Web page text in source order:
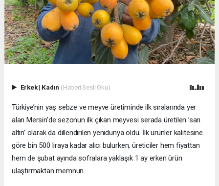
Erkek| Kadın (Haberi Sesli Oku)
Türkiye’nin yaş sebze ve meyve üretiminde ilk sıralarında yer
alan Mersin’de sezonun ilk çıkan meyvesi serada üretilen ’sarı
altın’ olarak da dillendirilen yenidünya oldu. İlk ürünler kalitesine
göre bin 500 liraya kadar alıcı bulurken, üreticiler hem fiyattan
hem de şubat ayında sofralara yaklaşık 1 ay erken ürün
ulaştırmaktan memnun.